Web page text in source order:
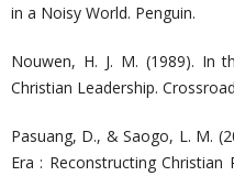
in a Noisy World. Penguin.
Nouwen, H. J. M. (1989). In
Christian Leadership.
Pasuang, D., & Saogo, L. M.
Era : Reconstructing